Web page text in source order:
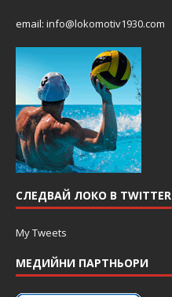
email: info@lokomotiv1930.com
СЛЕДВАЙ ЛОКО В TWITTER
My Tweets
МЕДИЙНИ ПАРТНЬОРИ